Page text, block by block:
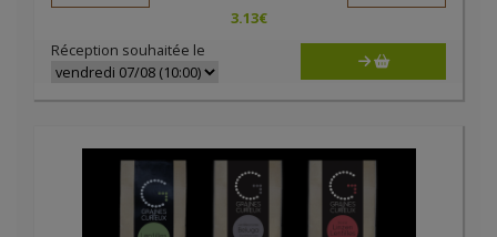
3.13€
Réception souhaitée le